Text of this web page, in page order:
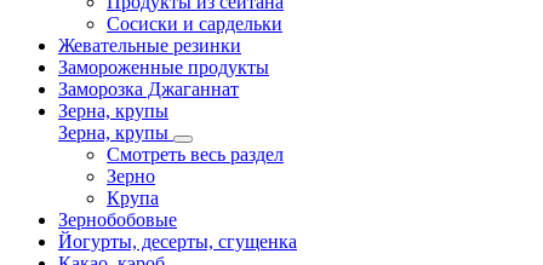
Сосиски и сардельки
Жевательные резинки
Замороженные продукты
Заморозка Джаганнат
Зерна, крупы
Зерна, крупы
Смотреть весь раздел
Зерно
Крупа
Зернобобовые
Йогурты, десерты, сгущенка